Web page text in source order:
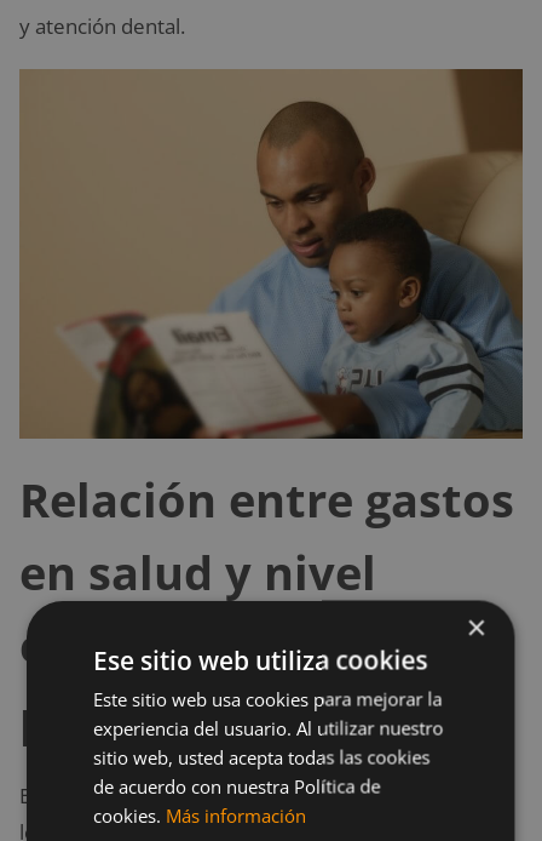
y atención dental.
Relación entre gastos
en salud y nivel
educativo de los
padres
El estudio confirma la asociación que existe entre el
logro académico de los padres y el acceso y uso de
×
Ese sitio web utiliza cookies
Este sitio web usa cookies para mejorar la
experiencia del usuario. Al utilizar nuestro
sitio web, usted acepta todas las cookies
de acuerdo con nuestra Política de
cookies. Más información